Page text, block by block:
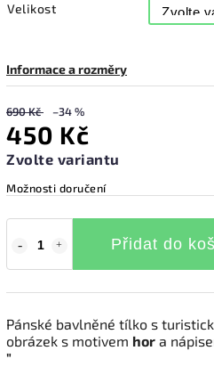
Velikost
Informace a rozměry
690 Kč –34 %
450 Kč
Zvolte variantu
Možnosti doručení
Přidat do
Pánské bavlněné tílko s
obrázek s motivem hor a
"